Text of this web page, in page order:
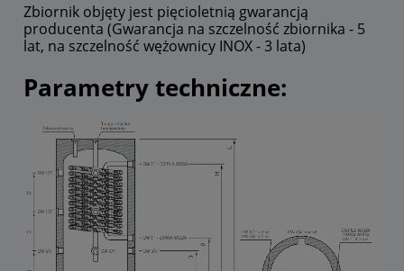
Zbiornik objęty jest pięcioletnią gwarancją
producenta (Gwarancja na szczelność zbiornika - 5
lat, na szczelność wężownicy INOX - 3 lata)
Parametry techniczne: